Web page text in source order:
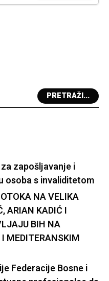
PRETRAŽI...
zapošljavanje i
osoba s invaliditetom
NA VELIKA
ARIAN KADIĆ I
BIH NA
MEDITERANSKIM
Federacije Bosne i